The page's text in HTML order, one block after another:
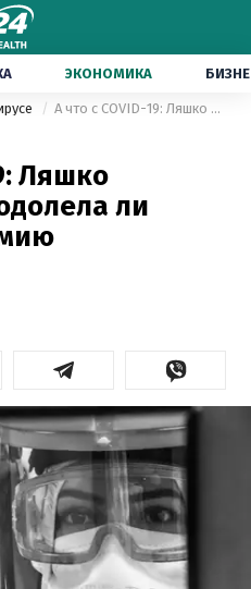
ЭКОНОМИКА
А что с COVID-19: Ляшко рассказал, преодолела ли Украину пандемию коронавируса
Ляшко
ли